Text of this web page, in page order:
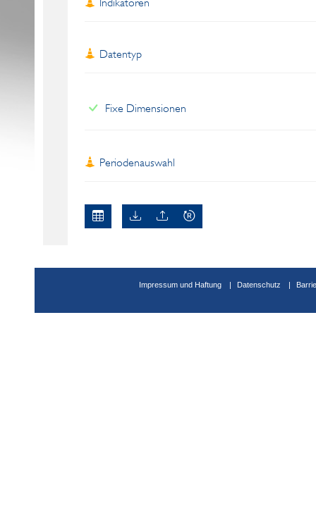
Datentyp
Fixe Dimensionen
Periodenauswahl
Impressum und Haftung Datenschutz